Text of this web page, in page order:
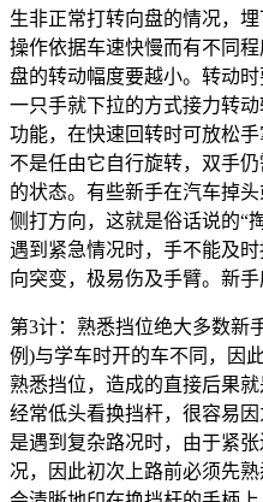
生非正常打转向盘的情况
操作依据车速快慢而有不同
盘的转动幅度要越小。转动
一只手就下拉的方式接力转
功能，在快速回转时可放松
不是任由它自行旋转，双手
的状态。有些新手在汽车掉
侧打方向，这就是俗话说的“
遇到紧急情况时，手不能及
向突变，极易伤及手臂。新手
第3计：熟悉挡位绝大多数新
例)与学车时开的车不同，因
熟悉挡位，造成的直接后果
经常低头看换挡杆，很容易
是遇到复杂路况时，由于紧
况，因此初次上路前必须先